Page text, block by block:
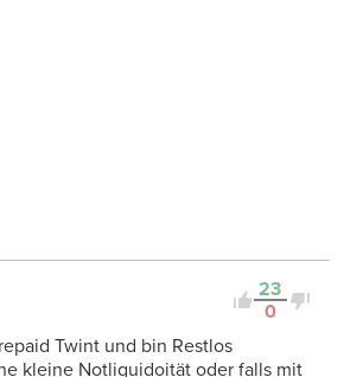
23
0
Twint und bin Restlos
kleine Notliquidoität oder falls mit